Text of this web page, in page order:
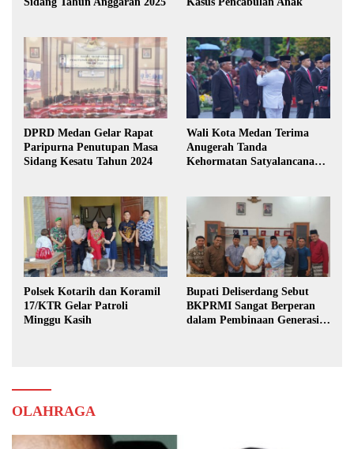
DPRD Medan Gelar Rapat
Paripurna Penutupan Masa
Sidang Kesatu Tahun 2024
Wali Kota Medan Terima
Anugerah Tanda
Kehormatan Satyalancana
Polsek Kotarih dan Koramil
17/KTR Gelar Patroli
Minggu Kasih
Bupati Deliserdang Sebut
BKPRMI Sangat Berperan
dalam Pembinaan Generasi
OLAHRAGA